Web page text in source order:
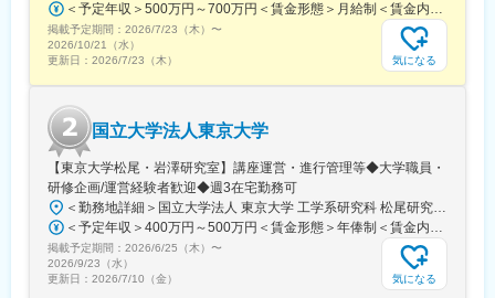
■組織構成
全12名(60代1名/50代5名/40代3名/30代3名)
※上記2メディアにそれぞれ6名ずつ配属されています
・週３回在宅可／月平均の残業時間20～35時間程
・金融業界の専門知識がない方でも、政治・メディカル業界での
ご経験がある方は活躍できるポジションです
・自ら取材相手を探し取材・企画編集できる裁量あるポジション
となっております。
＜予定年収＞500万円～700万円＜賃金形態＞月給制＜賃金内訳＞月額（基本給）：279,000円～378,900円＜月給＞279,000円～378,900円＜昇給有無＞有＜残業手当＞有＜給与補足＞※経験・スキルを考慮の上、決定いたします。■昇給：年1回■賞与：年2回（計5ヶ月分相当※昨年実績）賃金はあくまでも目安の金額であり、選考を通じて上下する可能性があります。月給(月額)は固定手当を含めた表記です。
掲載予定期間： 2026/7/23（木） 〜
2026/10/21（水）
更新日： 2026/7/23（木） 気になる
国立大学法人東京大学
【東京大学松尾・岩澤研究室】講座運営・進行管理等◆大学職員・
研修企画/運営経験者歓迎◆週3在宅勤務可
＜勤務地詳細＞国立大学法人 東京大学 工学系研究科 松尾研究室住所：東京都文京区本郷7-3-1 工学部２号館/９号館受動喫煙対策：敷地内喫煙可能場所あり変更の範囲：会社の定める事業所（リモートワーク含む）
＜予定年収＞400万円～500万円＜賃金形態＞年俸制＜賃金内訳＞年額（基本給）：3,800,000円～5,000,000円＜月額＞316,666円～416,666円（12分割）＜昇給有無＞有＜残業手当＞有＜給与補足＞※資格、能力、経験に応じて決定します。・昇給：年1回（査定あり）・残業代は実施分、１分単位で支給賃金はあくまでも目安の金額であり、選考を通じて上下する可能性があります。月給(月額)は固定手当を含めた表記です。
掲載予定期間： 2026/6/25（木） 〜
2026/9/23（水）
更新日： 2026/7/10（金） 気になる